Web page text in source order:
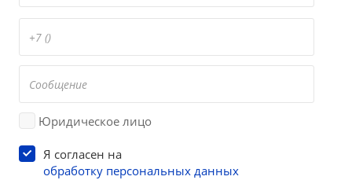
Юридическое лицо
Я согласен на
обработку персональных данных